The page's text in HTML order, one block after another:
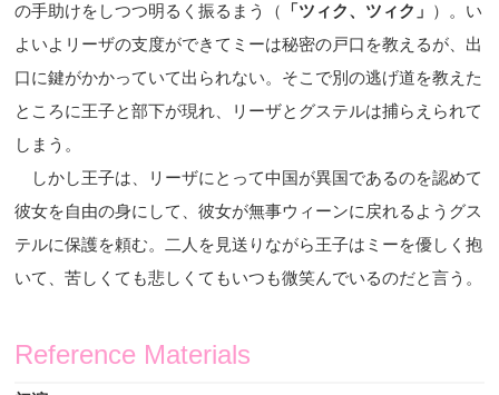
の手助けをしつつ明るく振るまう（
「ツィク、ツィク」 ）。い
よいよリーザの支度ができてミーは秘密の戸口を教えるが、出
口に鍵がかかっていて出られない。そこで別の逃げ道を教えた
ところに王子と部下が現れ、リーザとグステルは捕らえられて
しまう。
しかし王子は、リーザにとって中国が異国であるのを認めて
彼女を自由の身にして、彼女が無事ウィーンに戻れるようグス
テルに保護を頼む。二人を見送りながら王子はミーを優しく抱
いて、苦しくても悲しくてもいつも微笑んでいるのだと言う。
Reference Materials